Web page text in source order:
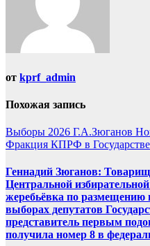
от kprf_admin
Похожая запись
Выборы 2026 Г.А.Зюганов
Фракция КПРФ в
Геннадий Зюганов:
Центральной
жеребьёвка по размещению
выборах депутатов
представитель первым
получила номер 8 в